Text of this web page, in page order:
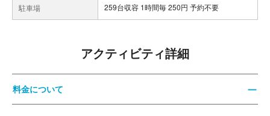
駐車場 259台収容 1時間毎 250円 予約不要
アクティビティ詳細
料金について